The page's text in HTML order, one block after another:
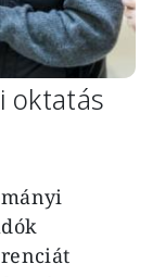
oktatás